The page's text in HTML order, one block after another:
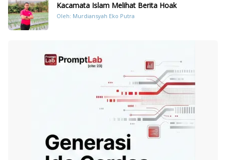
Kacamata Islam Melihat Berita Hoak
Oleh: Murdiansyah Eko Putra